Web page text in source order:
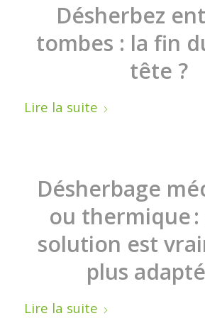
Désherbez
tombes : la fin
tête ?
Lire la suite
Désherbage
ou thermique
solution est
plus
Lire la suite